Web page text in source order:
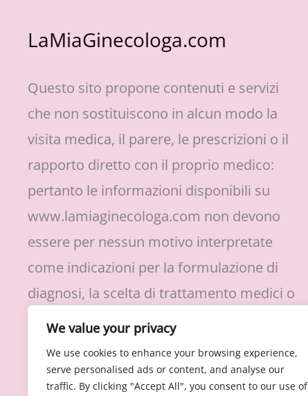
We value your privacy
We use cookies to enhance your browsing experience,
serve personalised ads or content, and analyse our
traffic. By clicking "Accept All", you consent to our use of
LaMiaGinecologa.com
Questo sito propone contenuti e servizi
che non sostituiscono in alcun modo la
visita medica, il parere, le prescrizioni o il
rapporto diretto con il proprio medico:
pertanto le informazioni disponibili su
www.lamiaginecologa.com non devono
essere per nessun motivo interpretate
come indicazioni per la formulazione di
diagnosi, la scelta di trattamento medici o
protocolli di cura, l’assunzione o
sospensione di farmaci prescritti.